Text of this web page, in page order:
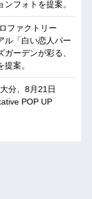
フォトを提案。
ファクトリー
ル「白い恋人パー
ーデンが彩る、
案。
分、8月21日
POP UP